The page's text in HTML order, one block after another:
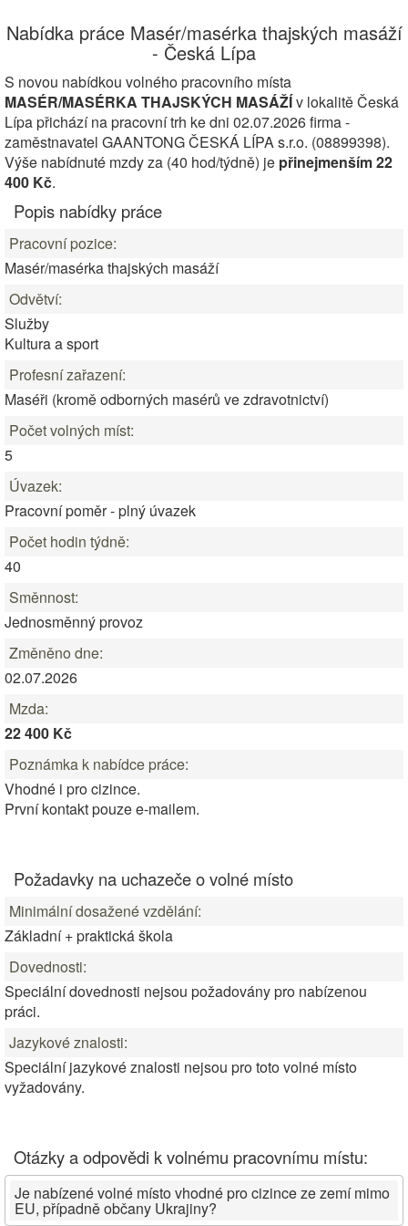
Nabídka práce Masér/masérka thajských masáží
- Česká Lípa
S novou nabídkou volného pracovního místa
MASÉR/MASÉRKA THAJSKÝCH MASÁŽÍv lokalitě Česká
Lípa přichází na pracovní trh ke dni 02.07.2026 firma -
zaměstnavatel GAANTONG ČESKÁ LÍPA s.r.o. (08899398).
Výše nabídnuté mzdy za (40 hod/týdně) je přinejmenším 22
400 Kč.
Popis nabídky práce
Pracovní pozice:
Masér/masérka thajských masáží
Odvětví:
Služby
Kultura a sport
Profesní zařazení:
Maséři (kromě odborných masérů ve zdravotnictví)
Počet volných míst:
5
Úvazek:
Pracovní poměr - plný úvazek
Počet hodin týdně:
40
Směnnost:
Jednosměnný provoz
Změněno dne:
02.07.2026
Mzda:
22 400 Kč
Poznámka k nabídce práce:
Vhodné i pro cizince.
První kontakt pouze e-mailem.
Požadavky na uchazeče o volné místo
Minimální dosažené vzdělání:
Základní + praktická škola
Dovednosti:
Speciální dovednosti nejsou požadovány pro nabízenou
práci.
Jazykové znalosti:
Speciální jazykové znalosti nejsou pro toto volné místo
vyžadovány.
Otázky a odpovědi k volnému pracovnímu místu:
Je nabízené volné místo vhodné pro cizince ze zemí mimo
EU, případně občany Ukrajiny?